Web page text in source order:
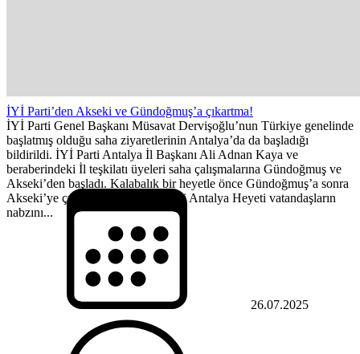
İYİ Parti’den Akseki ve Gündoğmuş’a çıkartma!
İYİ Parti Genel Başkanı Müsavat Dervişoğlu’nun Türkiye genelinde
başlatmış olduğu saha ziyaretlerinin Antalya’da da başladığı
bildirildi. İYİ Parti Antalya İl Başkanı Ali Adnan Kaya ve
beraberindeki İl teşkilatı üyeleri saha çalışmalarına Gündoğmuş ve
Akseki’den başladı. Kalabalık bir heyetle önce Gündoğmuş’a sonra
Akseki’ye çıkartma yapan İYİ Parti Antalya Heyeti vatandaşların
nabzını...
26.07.2025